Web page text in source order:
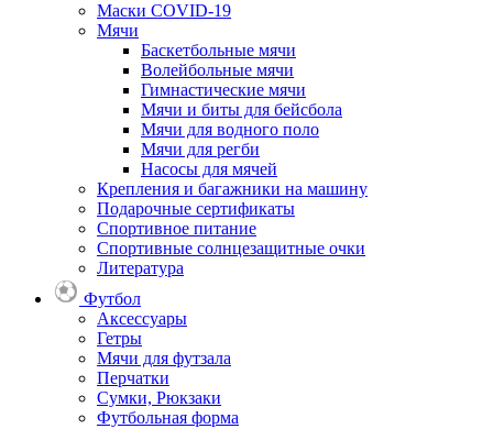
Маски COVID-19
Мячи
Баскетбольные мячи
Волейбольные мячи
Гимнастические мячи
Мячи и биты для бейсбола
Мячи для водного поло
Мячи для регби
Насосы для мячей
Крепления и багажники на машину
Подарочные сертификаты
Спортивное питание
Спортивные солнцезащитные очки
Литература
Футбол
Аксессуары
Гетры
Мячи для футзала
Перчатки
Сумки, Рюкзаки
Футбольная форма